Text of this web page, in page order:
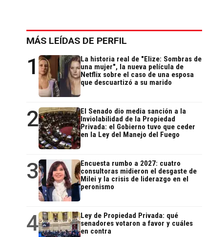
MÁS LEÍDAS DE PERFIL
1
La historia real de "Elize: Sombras de
una mujer", la nueva película de
Netflix sobre el caso de una esposa
que descuartizó a su marido
2
El Senado dio media sanción a la
Inviolabilidad de la Propiedad
Privada: el Gobierno tuvo que ceder
en la Ley del Manejo del Fuego
3
Encuesta rumbo a 2027: cuatro
consultoras midieron el desgaste de
Milei y la crisis de liderazgo en el
peronismo
4
Ley de Propiedad Privada: qué
senadores votaron a favor y cuáles
en contra